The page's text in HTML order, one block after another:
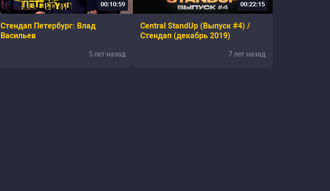
00:10:59
Стендап Петербург: Влад
Васильев
5 лет назад
00:22:15
Central StandUp (Выпуск #4) /
Стендап (декабрь 2019)
7 лет назад